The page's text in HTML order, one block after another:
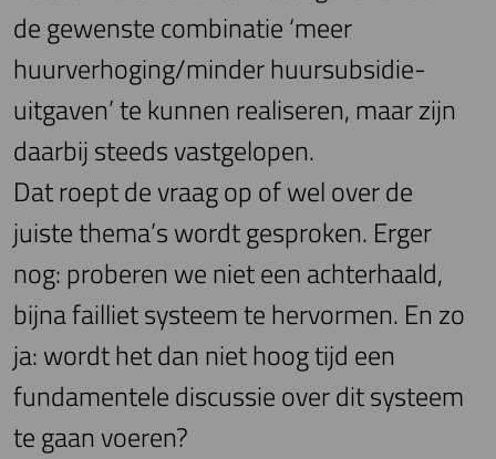
de gewenste combinatie ‘meer
huurverhoging/minder huursubsidie-
uitgaven’ te kunnen realiseren, maar zijn
daarbij steeds vastgelopen.
Dat roept de vraag op of wel over de
juiste thema’s wordt gesproken. Erger
nog: proberen we niet een achterhaald,
bijna failliet systeem te hervormen. En zo
ja: wordt het dan niet hoog tijd een
fundamentele discussie over dit systeem
te gaan voeren?